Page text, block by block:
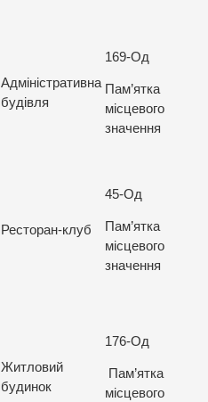
Адміністративна
будівля
169-Од
Пам’ятка
місцевого
значення
Ресторан-клуб
45-Од
Пам’ятка
місцевого
значення
Житловий
будинок
176-Од
Пам’ятка
місцевого